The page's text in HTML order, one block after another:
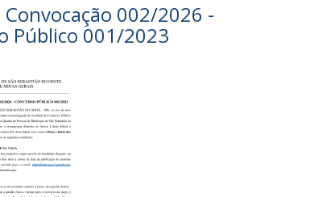
Convocação 002/2026 -
Público 001/2023